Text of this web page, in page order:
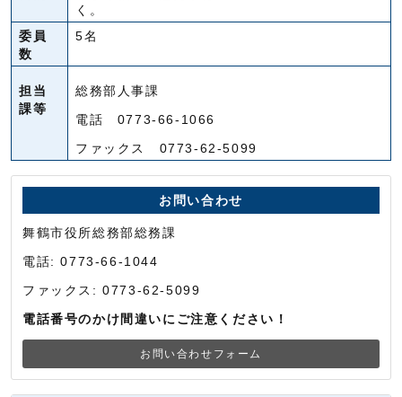
く。
委員
数
5名
担当
課等
総務部人事課
電話 0773-66-1066
ファックス 0773-62-5099
お問い合わせ
舞鶴市役所総務部総務課
電話: 0773-66-1044
ファックス: 0773-62-5099
電話番号のかけ間違いにご注意ください！
お問い合わせフォーム